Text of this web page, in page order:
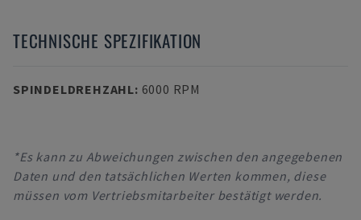
TECHNISCHE SPEZIFIKATION
SPINDELDREHZAHL: 6000 RPM
*Es kann zu Abweichungen zwischen den angegebenen
Daten und den tatsächlichen Werten kommen, diese
müssen vom Vertriebsmitarbeiter bestätigt werden.